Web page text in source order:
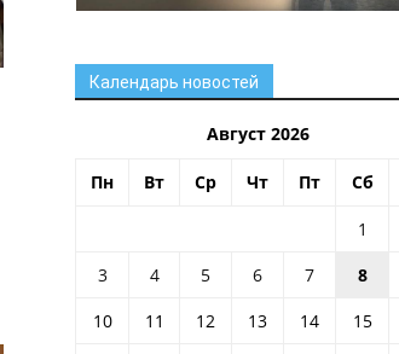
Календарь новостей
Август 2026
Пн Вт Ср Чт Пт Сб
1
3
4 5 6 7 8
10
11 12 13 14 15